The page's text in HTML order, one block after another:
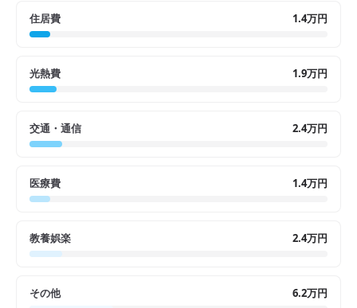
住居費 1.4万円
光熱費 1.9万円
交通・通信 2.4万円
医療費 1.4万円
教養娯楽 2.4万円
その他 6.2万円